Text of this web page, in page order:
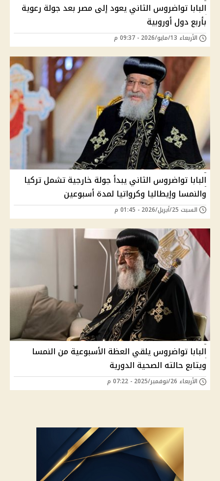
البابا تواضروس الثاني يعود إلى مصر بعد جولة رعوية
بأربع دول أوروبية
الأربعاء 13/مايو/2026 - 09:37 م
البابا تواضروس الثاني يبدأ جولة خارجية تشمل تركيا
والنمسا وإيطاليا وكرواتيا لمدة أسبوعين
السبت 25/أبريل/2026 - 01:45 م
البابا تواضروس يلقي العظة الأسبوعية من النمسا
ويتابع حالته الصحية الدورية
الأربعاء 26/نوفمبر/2025 - 07:22 م